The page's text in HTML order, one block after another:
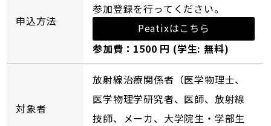
申込方法
参加登録を行ってください。
Peatixはこちら
参加費：1500 円 (学生: 無料)
対象者
放射線治療関係者（医学物理士、
医学物理学研究者、医師、放射線
技師、メーカ、大学院生・学部生